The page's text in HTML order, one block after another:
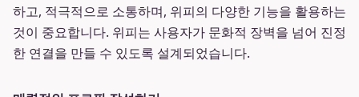
하고, 적극적으로 소통하며, 위피의 다양한 기능을 활용하는
것이 중요합니다. 위피는 사용자가 문화적 장벽을 넘어 진정
한 연결을 만들 수 있도록 설계되었습니다.